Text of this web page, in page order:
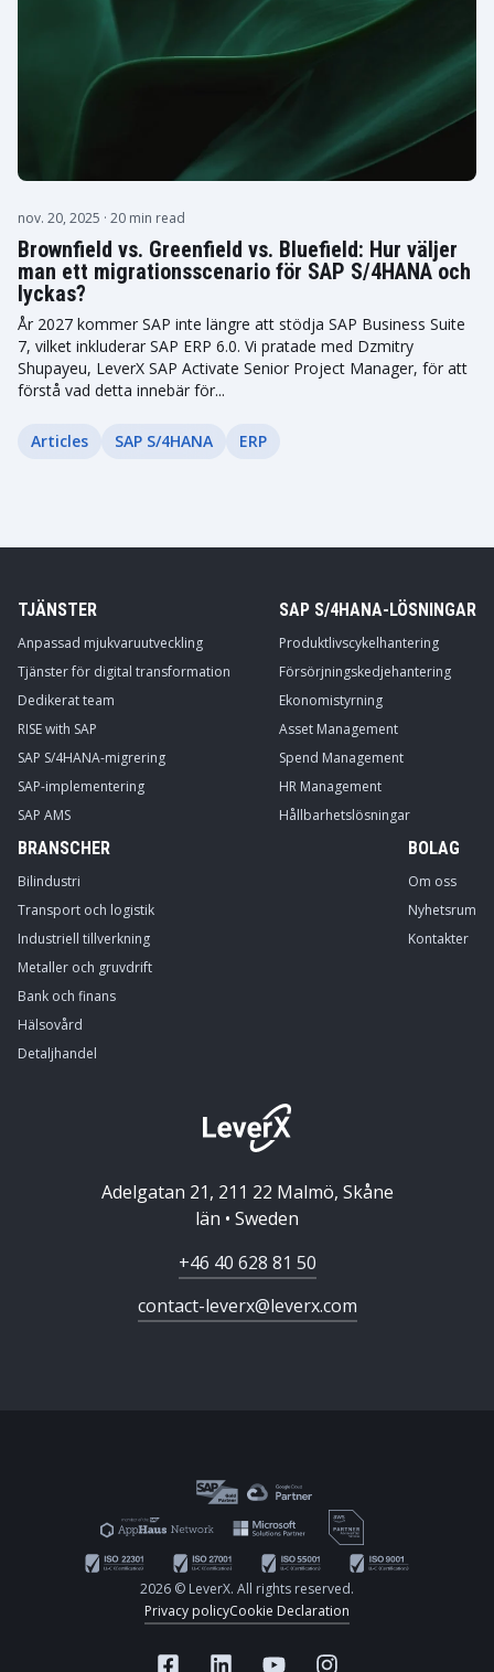
nov. 20, 2025 · 20 min read
Brownfield vs. Greenfield vs. Bluefield: Hur väljer
man ett migrationsscenario för SAP S/4HANA och
lyckas?
År 2027 kommer SAP inte längre att stödja SAP Business Suite
7, vilket inkluderar SAP ERP 6.0. Vi pratade med Dzmitry
Shupayeu, LeverX SAP Activate Senior Project Manager, för att
förstå vad detta innebär för...
Articles SAP S/4HANA ERP
TJÄNSTER
Anpassad mjukvaruutveckling
Tjänster för digital transformation
Dedikerat team
RISE with SAP
SAP S/4HANA-migrering
SAP-implementering
SAP AMS
SAP S/4HANA-LÖSNINGAR
Produktlivscykelhantering
Försörjningskedjehantering
Ekonomistyrning
Asset Management
Spend Management
HR Management
Hållbarhetslösningar
BRANSCHER
Bilindustri
Transport och logistik
Industriell tillverkning
Metaller och gruvdrift
Bank och finans
Hälsovård
Detaljhandel
BOLAG
Om oss
Nyhetsrum
Kontakter
Adelgatan 21, 211 22 Malmö, Skåne
län • Sweden
+46 40 628 81 50
contact-leverx@leverx.com
2026 © LeverX. All rights reserved.
Privacy policyCookie Declaration